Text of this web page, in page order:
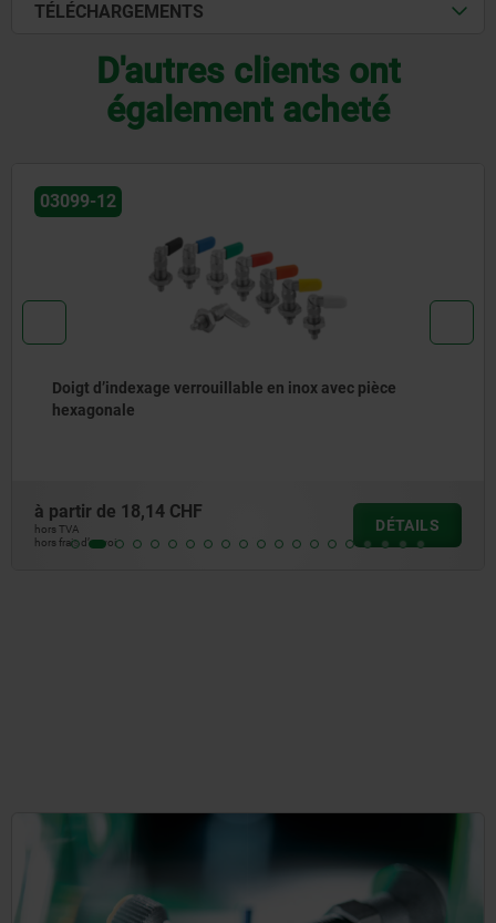
TÉLÉCHARGEMENTS
D'autres clients ont
également acheté
03102-05
Manette avec ressort de rappel en acier ou laiton
manette vers le haut ou vers le bas
à partir de7,68 CHF
hors frais d’envoi